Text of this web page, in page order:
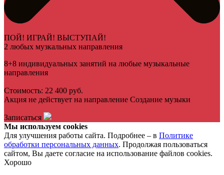
ПОЙ! ИГРАЙ! ВЫСТУПАЙ!
2 любых музкальных направления
8+8 индивидуальных занятий на любые музыкальные
направления
Стоимость: 22 400 руб.
Акция не действует на направление Создание музыки
Записаться
Мы используем cookies
Для улучшения работы сайта. Подробнее – в Политике
обработки персональных данных. Продолжая пользоваться
сайтом, Вы даете согласие на использование файлов cookies.
Хорошо